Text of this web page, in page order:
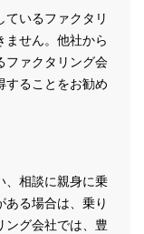
いるファクタリ
ません。他社から
ファクタリング会
することをお勧め
、相談に親身に乗
ある場合は、乗り
ング会社では、豊